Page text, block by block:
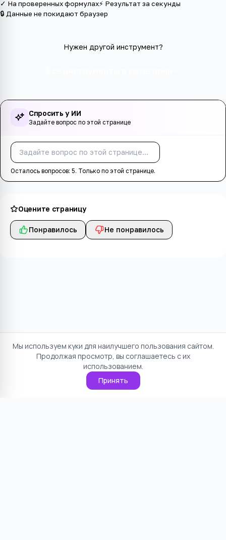
✓ На проверенных формулах⚡ Результат за секунды
🔒 Данные не покидают браузер
Нужен другой инструмент?
Спросить у ИИ
Задайте вопрос по этой странице
Осталось вопросов: 5. Только по этой странице.
Оцените страницу
Понравилось Не понравилось
Мы используем куки для наилучшего пользования сайтом.
Продолжая просмотр, вы соглашаетесь с их
использованием.
Принять